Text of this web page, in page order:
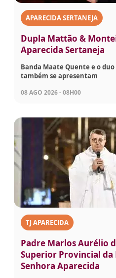
APARECIDA SERTANEJA
Dupla Mattão &
Aparecida Sertaneja
Banda Maate Quente e o
também se apresentam
08 AGO 2026 - 08H00
TJ APARECIDA
Padre Marlos Aurélio
Superior Provincial da
Senhora Aparecida